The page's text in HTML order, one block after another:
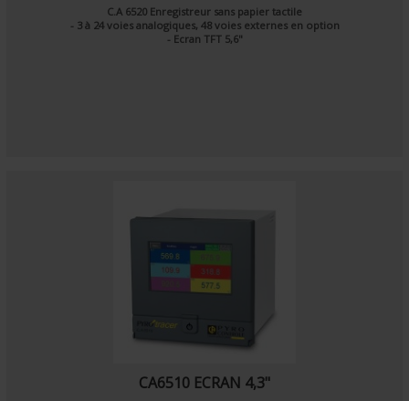
C.A 6520 Enregistreur sans papier tactile
- 3 à 24 voies analogiques, 48 voies externes en option
- Ecran TFT 5,6"
CA6510 ECRAN 4,3"